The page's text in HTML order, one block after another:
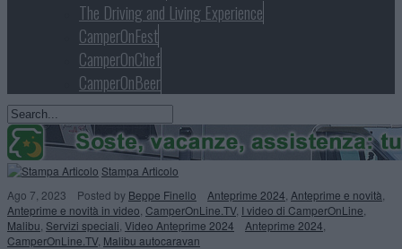
The Driving and Living Experience
CamperOnFest
CamperOnChef
CamperOnBeer
Stampa Articolo
Ago 7, 2023
Posted by Beppe Finello Anteprime 2024 Anteprime e novità
Anteprime e novità in video CamperOnLine.TV, I video di CamperOnLine
Malibu Servizi speciali Video Anteprime 2024 Anteprime 2024
CamperOnLine.TV, Malibu autocaravan